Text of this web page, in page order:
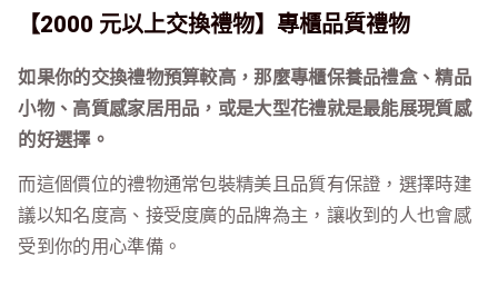
【2000 元以上交換禮物】專櫃品質禮物
如果你的交換禮物預算較高，那麼專櫃保養品禮盒、精品
小物、高質感家居用品，或是大型花禮就是最能展現質感
的好選擇。
而這個價位的禮物通常包裝精美且品質有保證，選擇時建
議以知名度高、接受度廣的品牌為主，讓收到的人也會感
受到你的用心準備。